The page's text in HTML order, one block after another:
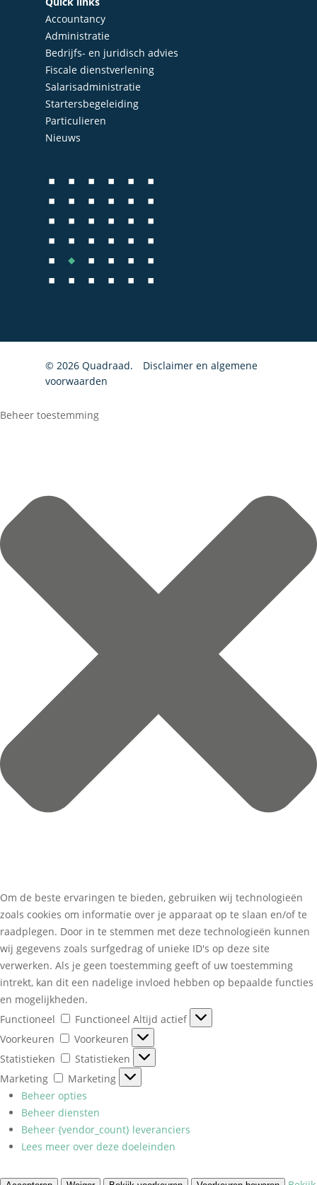
Accountancy
Administratie
Bedrijfs- en juridisch advies
Fiscale dienstverlening
Salarisadministratie
Startersbegeleiding
Particulieren
Nieuws
© 2026 Quadraad.
Disclaimer en algemene
voorwaarden
Beheer toestemming
Om de beste ervaringen te bieden, gebruiken wij technologieën
zoals cookies om informatie over je apparaat op te slaan en/of te
raadplegen. Door in te stemmen met deze technologieën kunnen
wij gegevens zoals surfgedrag of unieke ID's op deze site
verwerken. Als je geen toestemming geeft of uw toestemming
intrekt, kan dit een nadelige invloed hebben op bepaalde functies
en mogelijkheden.
Functioneel
Functioneel Altijd actief
Voorkeuren
Voorkeuren
Statistieken
Statistieken
Marketing
Marketing
Beheer opties
Beheer diensten
Beheer {vendor_count} leveranciers
Lees meer over deze doeleinden